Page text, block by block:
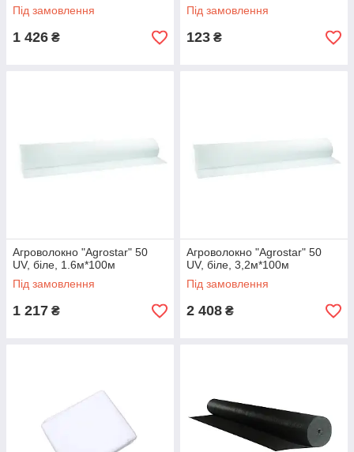
Під замовлення
1 426 ₴
Під замовлення
123 ₴
Агроволокно "Agrostar" 50
UV, біле, 1.6м*100м
Під замовлення
1 217 ₴
Агроволокно "Agrostar" 50
UV, біле, 3,2м*100м
Під замовлення
2 408 ₴